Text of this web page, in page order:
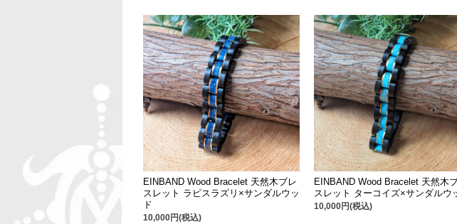
EINBAND Wood Bracelet 天然木ブレ
スレット ラピスラズリ×サンダルウッ
ド
10,000円(税込)
EINBAND Wood Bracelet 天然木
スレット ターコイズ×サンダルウ
10,000円(税込)